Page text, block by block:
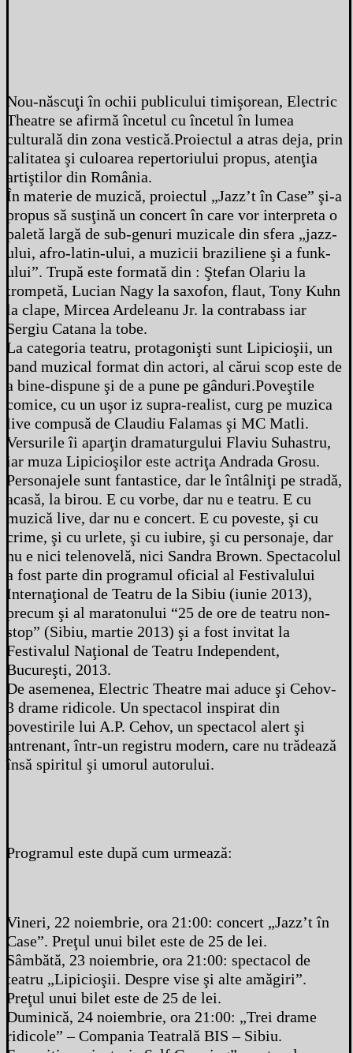
Nou-născuţi în ochii publicului timişorean, Electric
Theatre se afirmă încetul cu încetul în lumea
culturală din zona vestică.Proiectul a atras deja, prin
calitatea şi culoarea repertoriului propus, atenţia
artiştilor din România.
În materie de muzică, proiectul „Jazz’t în Case” şi-a
propus să susţină un concert în care vor interpreta o
paletă largă de sub-genuri muzicale din sfera „jazz-
ului, afro-latin-ului, a muzicii braziliene şi a funk-
ului”. Trupă este formată din : Ştefan Olariu la
trompetă, Lucian Nagy la saxofon, flaut, Tony Kuhn
la clape, Mircea Ardeleanu Jr. la contrabass iar
Sergiu Catana la tobe.
La categoria teatru, protagonişti sunt Lipicioşii, un
band muzical format din actori, al cărui scop este de
a bine-dispune şi de a pune pe gânduri.Poveştile
comice, cu un uşor iz supra-realist, curg pe muzica
live compusă de Claudiu Falamas şi MC Matli.
Versurile îi aparţin dramaturgului Flaviu Suhastru,
iar muza Lipicioşilor este actriţa Andrada Grosu.
Personajele sunt fantastice, dar le întâlniţi pe stradă,
acasă, la birou. E cu vorbe, dar nu e teatru. E cu
muzică live, dar nu e concert. E cu poveste, şi cu
crime, şi cu urlete, şi cu iubire, şi cu personaje, dar
nu e nici telenovelă, nici Sandra Brown. Spectacolul
a fost parte din programul oficial al Festivalului
Internaţional de Teatru de la Sibiu (iunie 2013),
precum şi al maratonului “25 de ore de teatru non-
stop” (Sibiu, martie 2013) şi a fost invitat la
Festivalul Naţional de Teatru Independent,
Bucureşti, 2013.
De asemenea, Electric Theatre mai aduce şi Cehov-
3 drame ridicole. Un spectacol inspirat din
povestirile lui A.P. Cehov, un spectacol alert şi
antrenant, într-un registru modern, care nu trădează
însă spiritul şi umorul autorului.
Programul este după cum urmează:
Vineri, 22 noiembrie, ora 21:00: concert „Jazz’t în
Case”. Preţul unui bilet este de 25 de lei.
Sâmbătă, 23 noiembrie, ora 21:00: spectacol de
teatru „Lipicioşii. Despre vise şi alte amăgiri”.
Preţul unui bilet este de 25 de lei.
Duminică, 24 noiembrie, ora 21:00: „Trei drame
ridicole” – Compania Teatrală BIS – Sibiu.